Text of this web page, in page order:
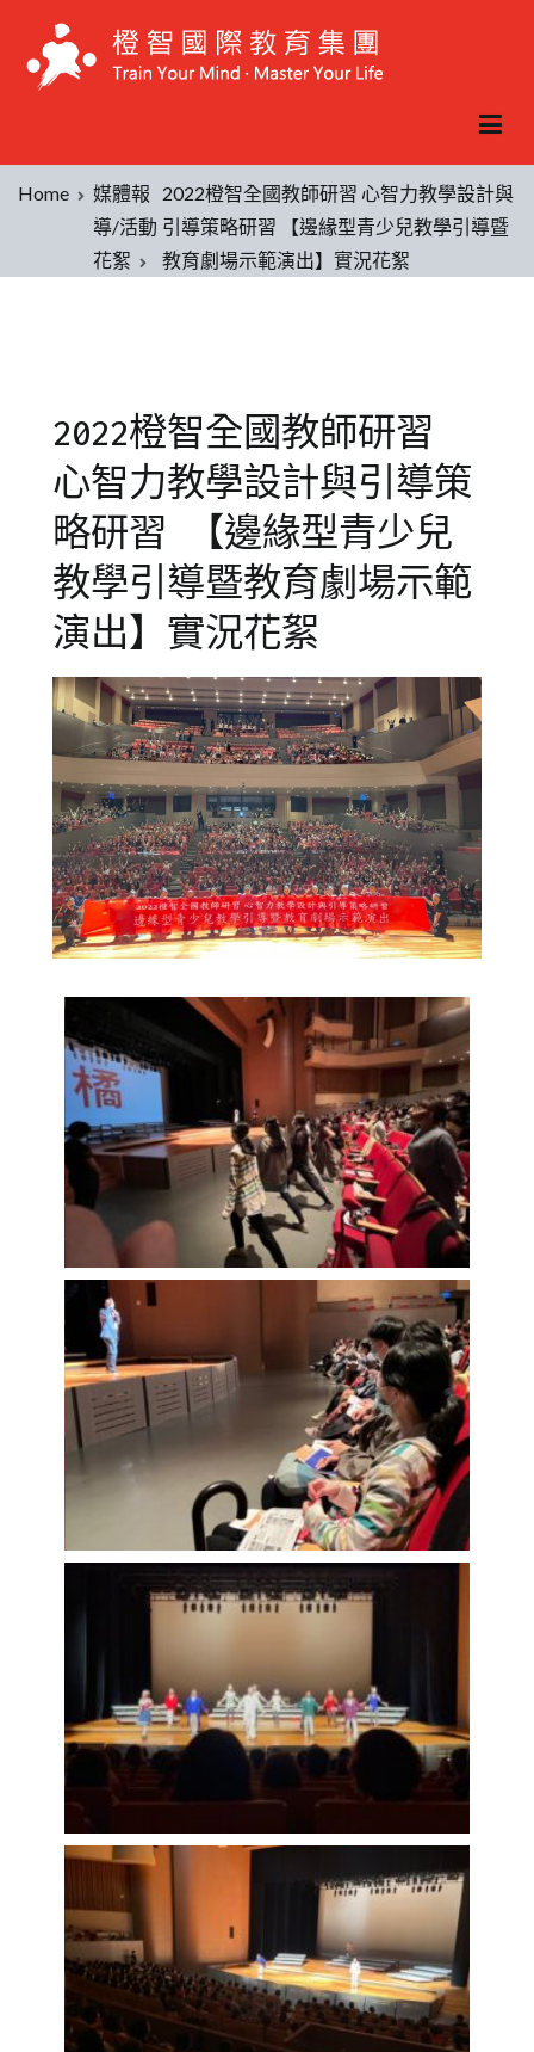
Home
媒體報
導/活動
花絮
2022橙智全國教師研習 心智力教學設計與
引導策略研習 【邊緣型青少兒教學引導暨
教育劇場示範演出】實況花絮
2022橙智全國教師研習
心智力教學設計與引導策
略研習 【邊緣型青少兒
教學引導暨教育劇場示範
演出】實況花絮
Posted
2022-
10-
10
Posted
公
動
體
導/
動
花
絮,
課